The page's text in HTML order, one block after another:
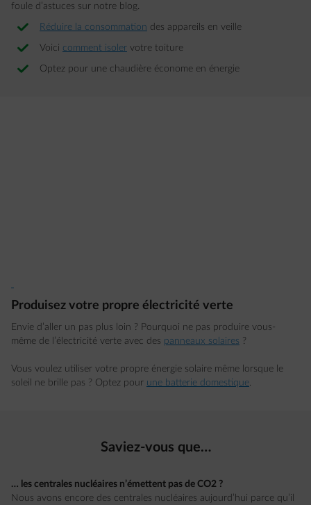
foule d’astuces sur notre blog.
Réduire la consommation des appareils en veille
Voici comment isoler votre toiture
Optez pour une chaudière économe en énergie
Produisez votre propre électricité verte
Envie d’aller un pas plus loin ? Pourquoi ne pas produire vous-
même de l’électricité verte avec des panneaux solaires ?
Vous voulez utiliser votre propre énergie solaire même lorsque le
soleil ne brille pas ? Optez pour une batterie domestique.
Saviez-vous que…
… les centrales nucléaires n’émettent pas de CO2 ?
Nous avons encore des centrales nucléaires aujourd’hui parce qu’il